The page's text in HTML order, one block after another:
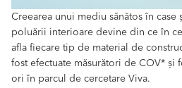
Creearea unui mediu sănătos în
poluării interioare devine din ce în
afla fiecare tip de material de
fost efectuate măsurători de COV*
ori în parcul de cercetare Viva.